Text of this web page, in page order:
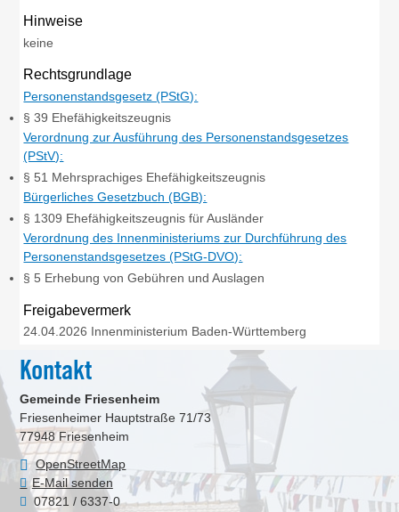
Hinweise
keine
Rechtsgrundlage
Personenstandsgesetz (PStG):
§ 39 Ehefähigkeitszeugnis
Verordnung zur Ausführung des Personenstandsgesetzes
(PStV):
§ 51 Mehrsprachiges Ehefähigkeitszeugnis
Bürgerliches Gesetzbuch (BGB):
§ 1309 Ehefähigkeitszeugnis für Ausländer
Verordnung des Innenministeriums zur Durchführung des
Personenstandsgesetzes (PStG-DVO):
§ 5 Erhebung von Gebühren und Auslagen
Freigabevermerk
24.04.2026 Innenministerium Baden-Württemberg
Kontakt
Gemeinde Friesenheim
Friesenheimer Hauptstraße 71/73
77948 Friesenheim
OpenStreetMap
E-Mail senden
07821 / 6337-0